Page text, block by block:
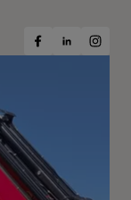
ShareShareShare